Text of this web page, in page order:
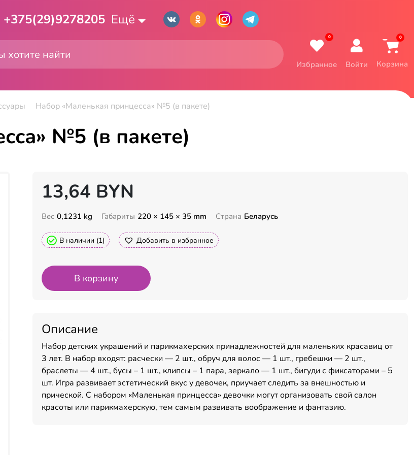
+375(29)9278205 Ещё
0
Избранное Войти
0
Корзина
Набор «Маленькая принцесса» №5 (в пакете)
№5 (в пакете)
13,64 BYN
Вес 0,1231 kg Габариты 220 × 145 × 35 mm Страна Беларусь
В наличии (1) Добавить в избранное
В корзину
Описание
Набор детских украшений и парикмахерских принадлежностей для маленьких красавиц от
3 лет. В набор входят: расчески — 2 шт., обруч для волос — 1 шт., гребешки — 2 шт.,
браслеты — 4 шт., бусы – 1 шт., клипсы – 1 пара, зеркало — 1 шт., бигуди с фиксаторами – 5
шт. Игра развивает эстетический вкус у девочек, приучает следить за внешностью и
прической. С набором «Маленькая принцесса» девочки могут организовать свой салон
красоты или парикмахерскую, тем самым развивать воображение и фантазию.